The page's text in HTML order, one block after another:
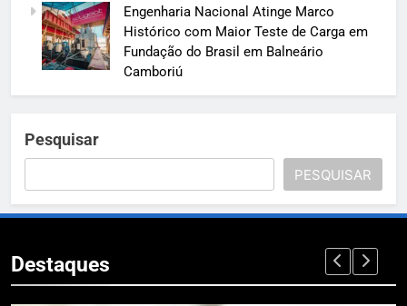
Engenharia Nacional Atinge Marco
Histórico com Maior Teste de Carga em
Fundação do Brasil em Balneário
Camboriú
Pesquisar
PESQUISAR
Destaques